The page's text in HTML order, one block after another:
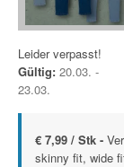
Leider verpasst!
Gültig: 20.03. -
23.03.
€ 7,99 / Stk -
skinny fit, wide